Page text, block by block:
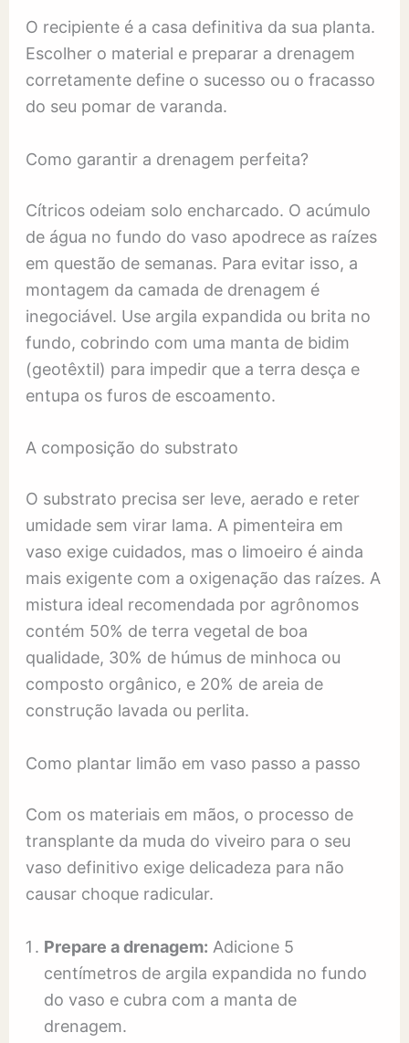
O recipiente é a casa definitiva da sua planta.
Escolher o material e preparar a drenagem
corretamente define o sucesso ou o fracasso
do seu pomar de varanda.
Como garantir a drenagem perfeita?
Cítricos odeiam solo encharcado. O acúmulo
de água no fundo do vaso apodrece as raízes
em questão de semanas. Para evitar isso, a
montagem da camada de drenagem é
inegociável. Use argila expandida ou brita no
fundo, cobrindo com uma manta de bidim
(geotêxtil) para impedir que a terra desça e
entupa os furos de escoamento.
A composição do substrato
O substrato precisa ser leve, aerado e reter
umidade sem virar lama. A pimenteira em
vaso exige cuidados, mas o limoeiro é ainda
mais exigente com a oxigenação das raízes. A
mistura ideal recomendada por agrônomos
contém 50% de terra vegetal de boa
qualidade, 30% de húmus de minhoca ou
composto orgânico, e 20% de areia de
construção lavada ou perlita.
Como plantar limão em vaso passo a passo
Com os materiais em mãos, o processo de
transplante da muda do viveiro para o seu
vaso definitivo exige delicadeza para não
causar choque radicular.
Prepare a drenagem: Adicione 5
centímetros de argila expandida no fundo
do vaso e cubra com a manta de
drenagem.